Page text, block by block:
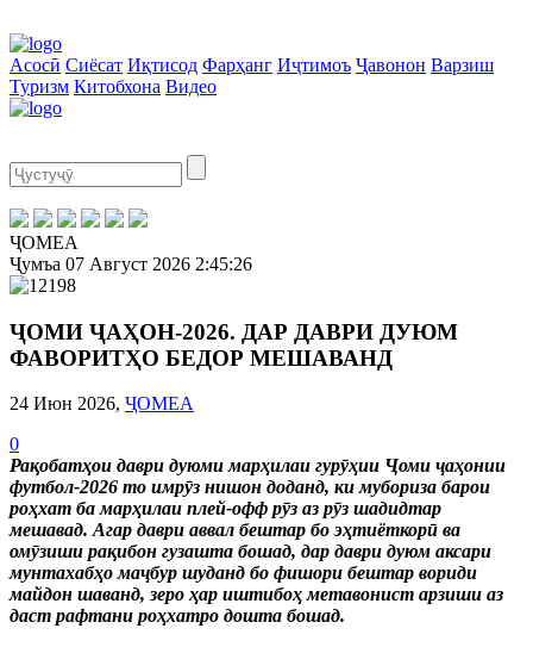
Асосӣ Сиёсат Иқтисод Фарҳанг Иҷтимоъ Ҷавонон Варзиш
Туризм Китобхона Видео
ҶОМЕА
Ҷумъа 07 Август 2026 2:45:26
ҶОМИ ҶАҲОН-2026. ДАР ДАВРИ ДУЮМ
ФАВОРИТҲО БЕДОР МЕШАВАНД
24 Июн 2026, ҶОМЕА
0
Рақобатҳои даври дуюми марҳилаи гурӯҳии Ҷоми ҷаҳонии
футбол-2026 то имрӯз нишон доданд, ки мубориза барои
роҳхат ба марҳилаи плей-офф рӯз аз рӯз шадидтар
мешавад. Агар даври аввал бештар бо эҳтиёткорӣ ва
омӯзиши рақибон гузашта бошад, дар даври дуюм аксари
мунтахабҳо маҷбур шуданд бо фишори бештар вориди
майдон шаванд, зеро ҳар иштибоҳ метавонист арзиши аз
даст рафтани роҳхатро дошта бошад.